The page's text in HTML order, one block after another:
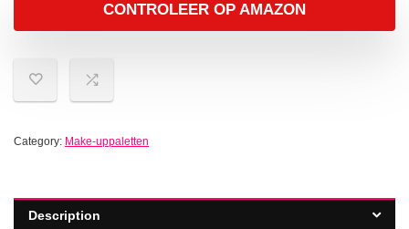
CONTROLEER OP AMAZON
Category: Make-uppaletten
Description